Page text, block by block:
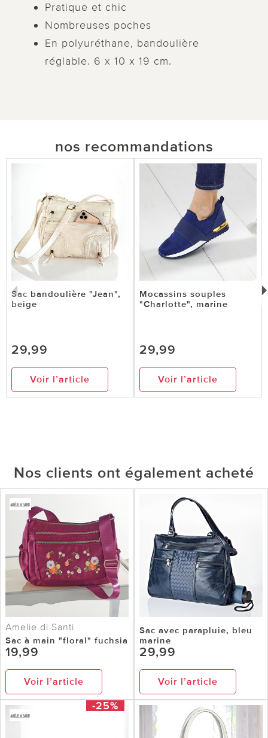
Pratique et chic
Nombreuses poches
En polyuréthane, bandoulière
réglable. 6 x 10 x 19 cm.
nos recommandations
Sac bandoulière "Jean",
beige
29,99
Voir l’article
Mocassins souples
"Charlotte", marine
29,99
Voir l’article
Nos clients ont également acheté
Amelie di Santi
Sac à main "floral" fuchsia
19,99
Voir l’article
Sac avec parapluie, bleu
marine
29,99
Voir l’article
-25%